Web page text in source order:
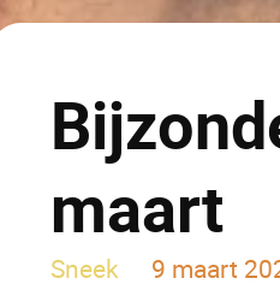
maart
Sneek
9 maart